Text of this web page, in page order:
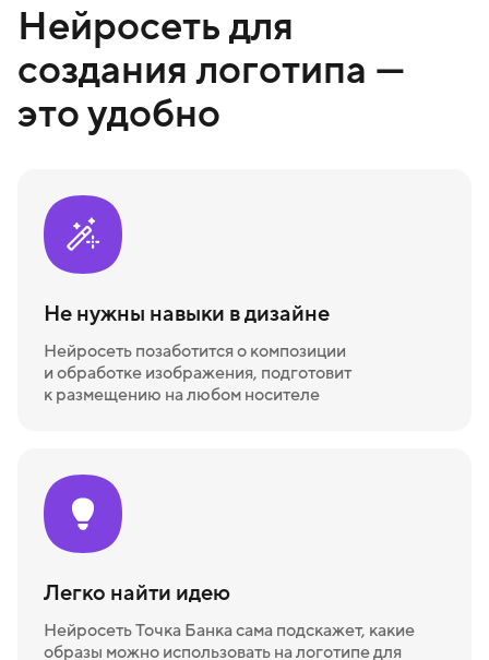
Нейросеть для
создания логотипа —
это удобно
Не нужны навыки в дизайне
Нейросеть позаботится о композиции
и обработке изображения, подготовит
к размещению на любом носителе
Легко найти идею
Нейросеть Точка Банка сама подскажет, какие
образы можно использовать на логотипе для